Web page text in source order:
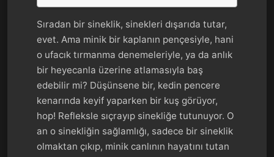
Sıradan bir sineklik, sinekleri dışarıda tutar,
evet. Ama minik bir kaplanın pençesiyle, hani
o ufacık tırmanma denemeleriyle, ya da anlık
bir heyecanla üzerine atlamasıyla baş
edebilir mi? Düşünsene bir, kedin pencere
kenarında keyif yaparken bir kuş görüyor,
hop! Refleksle sıçrayıp sinekliğe tutunuyor. O
an o sinekliğin sağlamlığı, sadece bir sineklik
olmaktan çıkıp, minik canlının hayatını tutan